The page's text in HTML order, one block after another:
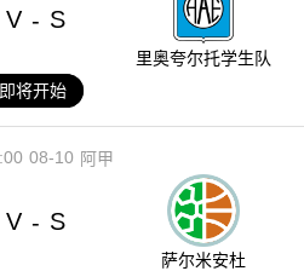
V - S
里奥夸尔托学生队
即将开始
08-10 阿甲
V - S
萨尔米安杜